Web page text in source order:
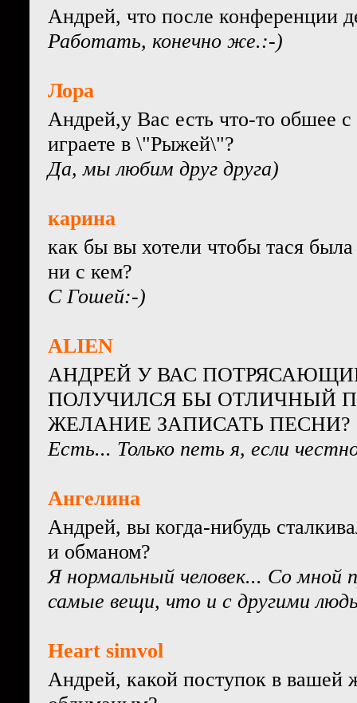
Андрей, что после конференции
Работать, конечно же.:-)
Лора
Андрей,у Вас есть что-то обшее
играете в \"Рыжей\"?
Да, мы любим друг друга)
карина
как бы вы хотели чтобы тася
ни с кем?
С Гошей:-)
ALIEN
АНДРЕЙ У ВАС
ПОЛУЧИЛСЯ БЫ ОТЛИЧНЫЙ
ЖЕЛАНИЕ ЗАПИСАТЬ ПЕСНИ?
Есть... Только петь я, если
Ангелина
Андрей, вы когда-нибудь
и обманом?
Я нормальный человек... Со мной
самые вещи, что и с другими
Heart simvol
Андрей, какой поступок в вашей